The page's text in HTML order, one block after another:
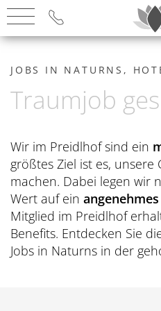
DAS HOTEL
Startseite
Gourmetküche
Bilder
News
Nachhaltigkeit
SUITEN & PREISE
Suiten
Bestpreis
Angebote
Last Minute
Inklusivleistungen
DOLCE VITA
Übersicht
Dolce Vita Vorteile
Cabrio & Trike
Vespa & Quad
ROMANTIK
Übersicht
Preidl Secrets
PREIDL SPA
Übersicht
PREIDL MED SPA
JOBS IN NATURNS,
Traumjob
Wir im Preidlhof sind ein
größtes Ziel ist es, unsere
machen. Dabei legen wir
Wert auf ein
Mitglied im Preidlhof
Benefits. Entdecken Sie
Jobs in Naturns in der